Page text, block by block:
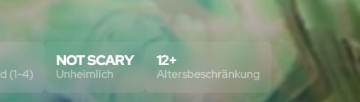
(1-4)
NOT SCARY
Unheimlich
12+
Altersbeschränkung